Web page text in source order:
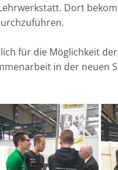
Dort
für die Möglichkeit
in der neuen